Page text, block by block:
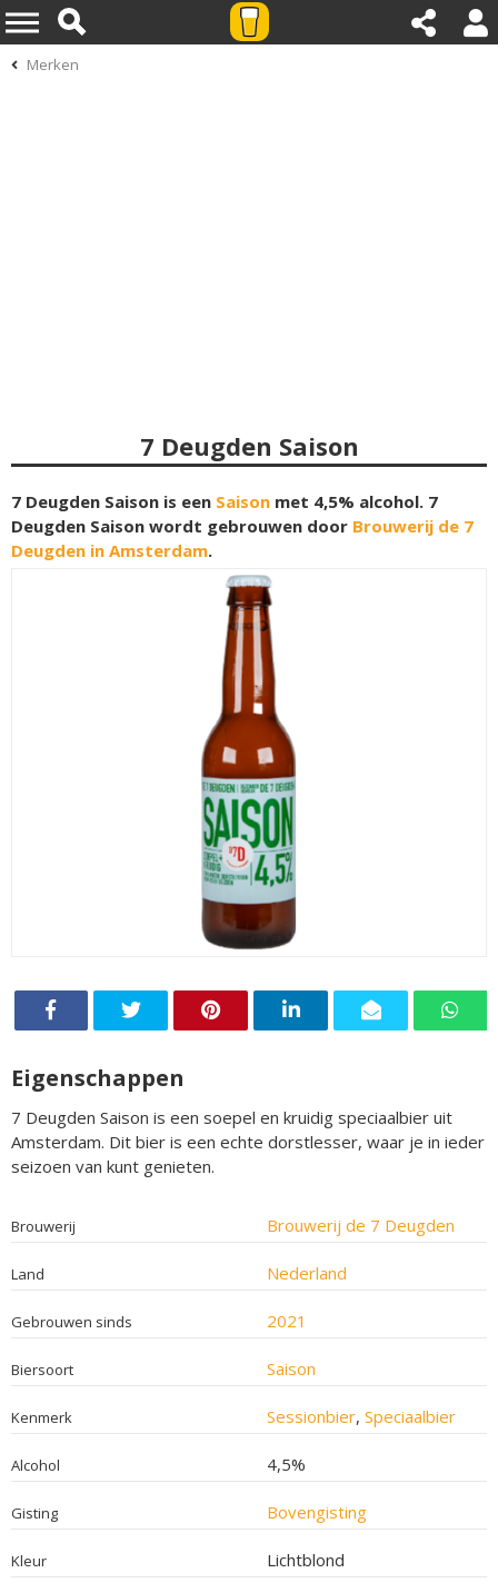
Merken
7 Deugden Saison
7 Deugden Saison is een Saison met 4,5% alcohol. 7
Deugden Saison wordt gebrouwen door Brouwerij de 7
Deugden in Amsterdam.
Eigenschappen
7 Deugden Saison is een soepel en kruidig speciaalbier uit
Amsterdam. Dit bier is een echte dorstlesser, waar je in ieder
seizoen van kunt genieten.
Brouwerij Brouwerij de 7 Deugden
Land Nederland
Gebrouwen sinds 2021
Biersoort Saison
Kenmerk Sessionbier, Speciaalbier
Alcohol 4,5%
Gisting Bovengisting
Kleur Lichtblond